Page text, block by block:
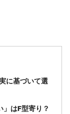
に基づいて選
」はF型寄り？